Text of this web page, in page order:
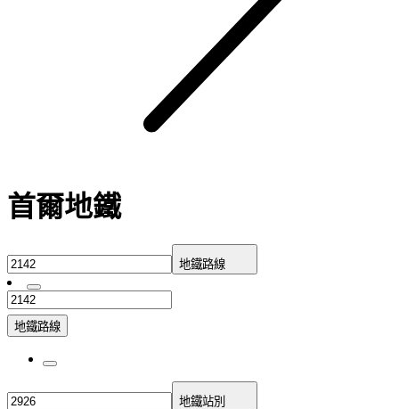
首爾地鐵
地鐵路線
地鐵路線
地鐵站別